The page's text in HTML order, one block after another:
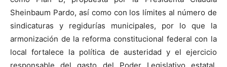
Sheinbaum Pardo, así como con los límites al número de
sindicaturas y regidurías municipales, por lo que la
armonización de la reforma constitucional federal con la
local fortalece la política de austeridad y el ejercicio